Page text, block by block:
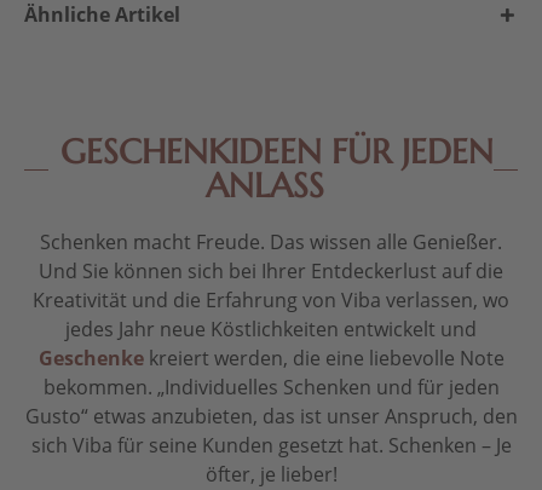
Ähnliche Artikel
GESCHENKIDEEN FÜR JEDEN
ANLASS
Schenken macht Freude. Das wissen alle Genießer.
Und Sie können sich bei Ihrer Entdeckerlust auf die
Kreativität und die Erfahrung von Viba verlassen, wo
jedes Jahr neue Köstlichkeiten entwickelt und
Geschenkekreiert werden, die eine liebevolle Note
bekommen. „Individuelles Schenken und für jeden
Gusto“ etwas anzubieten, das ist unser Anspruch, den
sich Viba für seine Kunden gesetzt hat. Schenken – Je
öfter, je lieber!